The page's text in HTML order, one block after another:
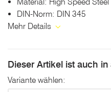
derselben
Seite.DIN-Norm: DIN 345
Mehr Details
Dieser Artikel ist auch
Variante wählen: